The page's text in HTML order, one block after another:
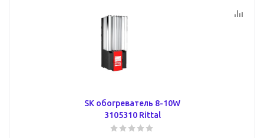
SK обогреватель 8-10W
3105310 Rittal